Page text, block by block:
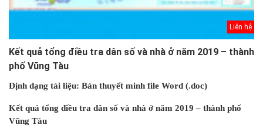
Liên hệ
Kết quả tổng điều tra dân số và nhà ở năm 2019 – thành
phố Vũng Tàu
Định dạng tài liệu: Bản thuyết minh file Word (.doc)
Kết quả tổng điều tra dân số và nhà ở năm 2019 – thành phố
Vũng Tàu